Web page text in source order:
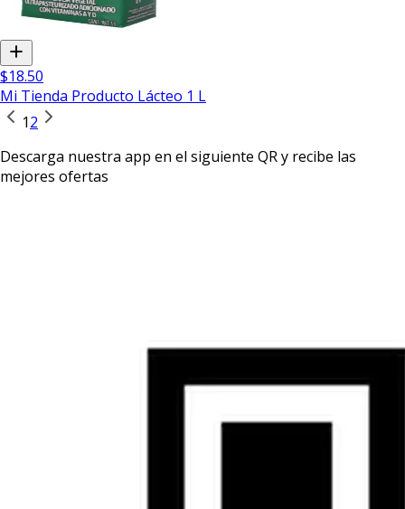
$18.50
Mi Tienda Producto Lácteo 1 L
12
Descarga nuestra app en el siguiente QR y recibe las
mejores ofertas